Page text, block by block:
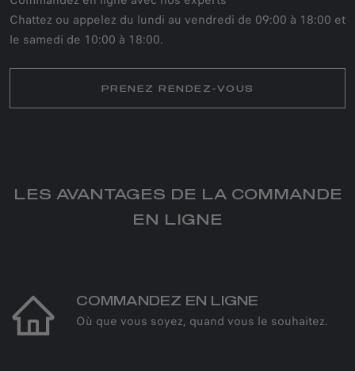
Chattez ou appelez du lundi au vendredi de 09:00 à 18:00 et
le samedi de 10:00 à 18:00.
PRENEZ RENDEZ-VOUS
LES AVANTAGES DE LA COMMANDE
EN LIGNE
COMMANDEZ EN LIGNE
Où que vous soyez, quand vous le souhaitez.